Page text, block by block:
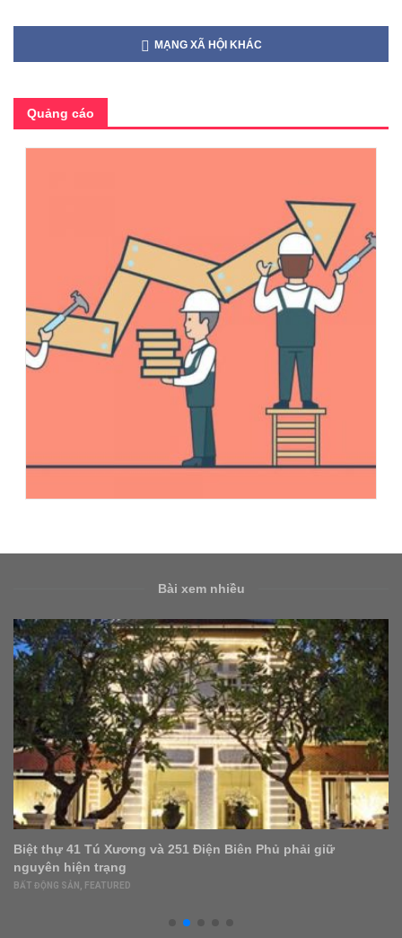
MẠNG XÃ HỘI KHÁC
Quảng cáo
Bài xem nhiều
Doanh nghiệp xây dựng Việt kỳ vọng thay thế các tổng
thầu nước ngoài
DOANH NGHIỆP